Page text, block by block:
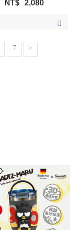
NT$ 2,080
7 >